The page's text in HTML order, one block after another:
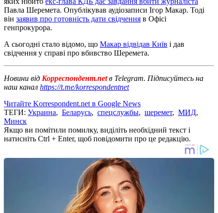
Павла Шеремета. Опублікував аудіозаписи Ігор Макар. Тоді
він заявив про готовність дати свідчення в Офісі
генпрокурора.
А сьогодні стало відомо, що Макар відвідав Київ і дав
свідчення у справі про вбивство Шеремета.
Новини від Корреспондент.netв Telegram. Підписуйтесь на
наш канал https://t.me/korrespondentnet
Читайте Korrespondent.net в Google News
ТЕГИ: Украина, Беларусь, спецслужбы, шеремет, МИД,
Минск
Якщо ви помітили помилку, виділіть необхідний текст і
натисніть Ctrl + Enter, щоб повідомити про це редакцію.